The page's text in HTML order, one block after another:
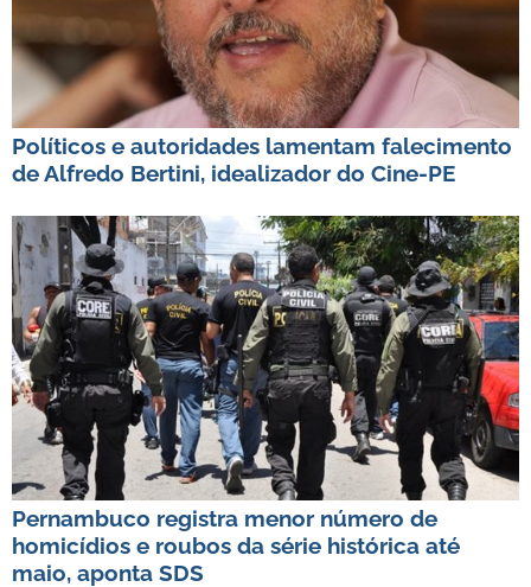
Políticos e autoridades lamentam falecimento
de Alfredo Bertini, idealizador do Cine-PE
Pernambuco registra menor número de
homicídios e roubos da série histórica até
maio, aponta SDS